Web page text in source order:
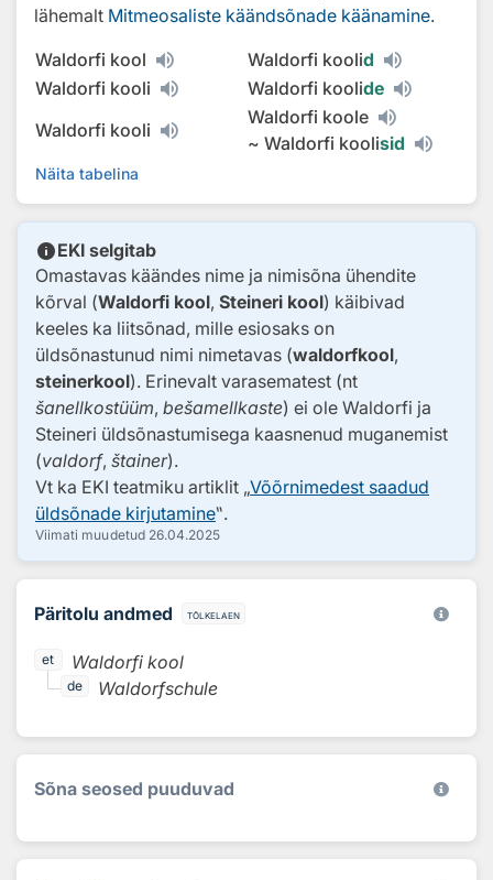
lähemalt Mitmeosaliste käändsõnade käänamine.
Waldorfi kool
Waldorfi koolid
Waldorfi kooli
Waldorfi koolide
Waldorfi kooli
Waldorfi koole
~ Waldorfi koolisid
Näita tabelina
infoEKI selgitab
Omastavas käändes nime ja nimisõna ühendite
kõrval (Waldorfi kool, Steineri kool) käibivad
keeles ka liitsõnad, mille esiosaks on
üldsõnastunud nimi nimetavas (waldorfkool,
steinerkool). Erinevalt varasematest (nt
šanellkostüüm, bešamellkaste) ei ole Waldorfi ja
Steineri üldsõnastumisega kaasnenud muganemist
(valdorf, štainer).
Vt ka EKI teatmiku artiklit „Võõrnimedest saadud
üldsõnade kirjutamine‟.
Viimati muudetud 26.04.2025
Päritolu andmed tõlkelaen
et Waldorfi kool
de Waldorfschule
Sõna seosed puuduvad